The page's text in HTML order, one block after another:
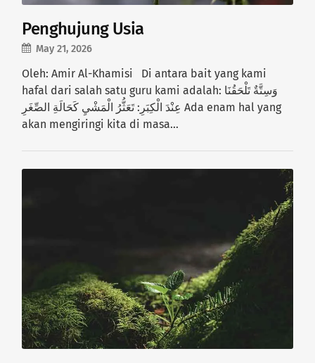
Penghujung Usia
May 21, 2026
Oleh: Amir Al-Khamisi Di antara bait yang kami
hafal dari salah satu guru kami adalah: وَسِتَّةٌ تَلْحَقُنَا
عِنْدَ الْكِبَرِ: تَعَثُّرُ الْمَشْيِ كَحَالَةِ الصِّغَرِ Ada enam hal yang
akan mengiringi kita di masa…